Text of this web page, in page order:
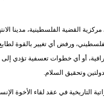
القضية الفلسطينية، مدينا
ورفض أي تغيير بالقوة
أو أي خطوات تعسفية تؤدي
وتحقيق السلام.
التاريخية في عقد لقاء الأخوة